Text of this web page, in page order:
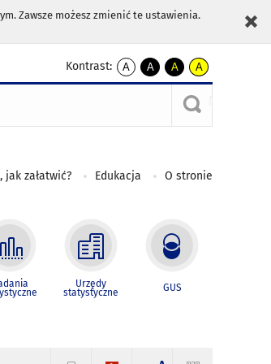
Zawsze możesz zmienić te ustawienia.
Kontrast:
A
kontrast
A
kontrast
czarnym
A
kontrast
żółty
tekst
czarnym
A
kontrast
czarny
tekst
żółtym
jak załatwić? Edukacja O stronie
Urzędy
statystyczne GUS